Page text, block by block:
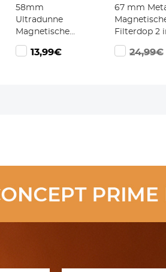
58mm
Ultradunne
Magnetische
UV Filter met 18
Meerlaagse
13,99€
67 mm
Filterdop 2 in
Lensdop
24,99€